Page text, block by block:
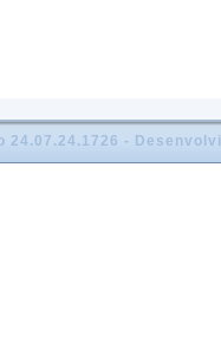
24.07.24.1726 -